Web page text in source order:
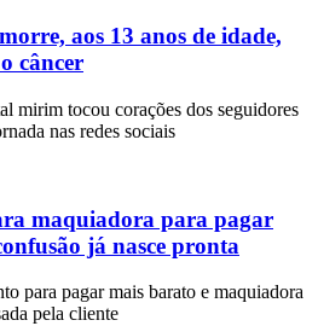
aos 13 anos de idade,
câncer
mirim tocou corações dos seguidores
nas redes sociais
maquiadora para pagar
já nasce pronta
para pagar mais barato e maquiadora
pela cliente